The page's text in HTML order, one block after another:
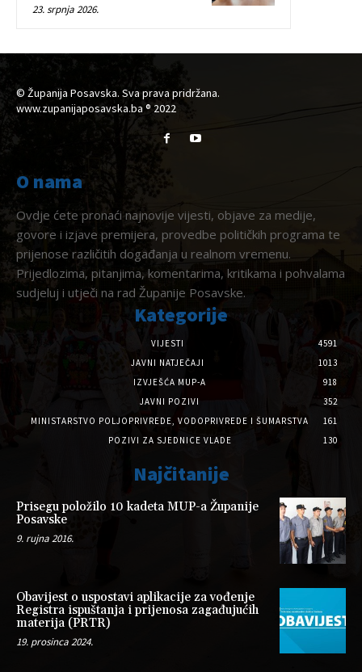
23. srpnja 2026.
© Županija Posavska. Sva prava pridržana.
www.zupanijaposavska.ba ® 2022
O nama
Ovdje ćete pronaći najnovije vijesti, objave za medije,
govore i izjave premijera, provedbe političkih programa te
prijenose različitih događanja u realnom vremenu.
Prijedlozima, pitanjima, komentarima, kritikama i pohvalama
sudjeluj i utječi na rad Županije Posavske.
Kategorije
VIJESTI
4591
JAVNI NATJEČAJI
1013
IZVJEŠĆA MUP-A
918
JAVNI POZIVI
352
MINISTARSTVO POLJOPRIVREDE, VODOPRIVREDE I ŠUMARSTVA
161
POZIVI ZA SJEDNICE VLADE
130
Najčitanije
Prisegu položilo 10 kadeta MUP-a Županije
Posavske
9. rujna 2016.
Obavijest o uspostavi aplikacije za vođenje
Registra ispuštanja i prijenosa zagađujućih
materija (PRTR)
19. prosinca 2024.